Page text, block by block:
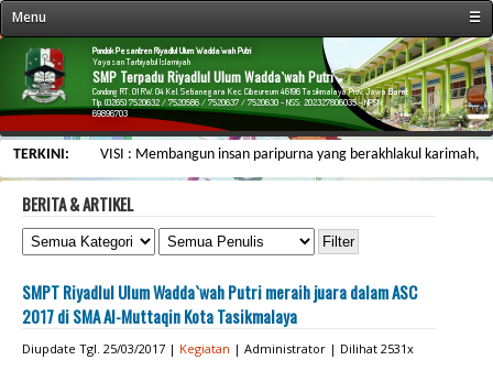
Menu
☰
« Beranda
Profil Sekolah
Fasilitas Sekolah
Kegiatan Sekolah
Data Personalia
Menu Siswa
Galeri & Arsip
Pondok Pesantren Riyadlul Ulum Wadda`wah Putri
Yayasan Tarbiyatul Islamiyah
SMP Terpadu Riyadlul Ulum Wadda`wah Putri
Condong RT. 01 RW. 04 Kel. Setianegara Kec. Cibeureum 46196 Tasikmalaya Prov. Jawa Barat
Tlp. (0265) 7520632 / 7520586 / 7520637 / 7520630 - NSS: 202327806035 - NPSN:
69896703
TERKINI: VISI : Membangun insan paripurna yang berakhlakul karimah,
BERITA & ARTIKEL
SMPT Riyadlul Ulum Wadda`wah Putri meraih juara dalam ASC
2017 di SMA Al-Muttaqin Kota Tasikmalaya
Diupdate Tgl. 25/03/2017 | Kegiatan | Administrator | Dilihat 2531x